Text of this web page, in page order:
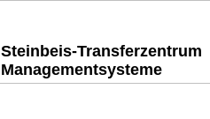
Steinbeis-Transferzentrum
Managementsysteme